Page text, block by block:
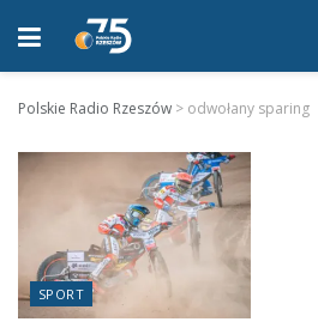
Polskie Radio Rzeszów > odwołany sparing
SPORT